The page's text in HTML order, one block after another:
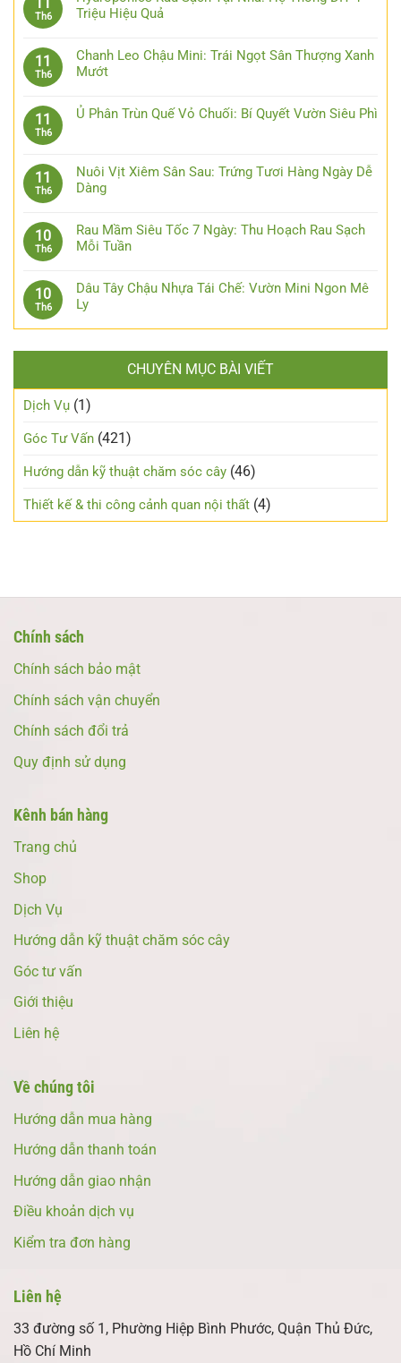
Th6
Triệu Hiệu Quả
11
Th6
Chanh Leo Chậu Mini: Trái Ngọt Sân Thượng Xanh
Mướt
11
Th6
Ủ Phân Trùn Quế Vỏ Chuối: Bí Quyết Vườn Siêu Phì
11
Th6
Nuôi Vịt Xiêm Sân Sau: Trứng Tươi Hàng Ngày Dễ
Dàng
10
Th6
Rau Mầm Siêu Tốc 7 Ngày: Thu Hoạch Rau Sạch
Mỗi Tuần
10
Th6
Dâu Tây Chậu Nhựa Tái Chế: Vườn Mini Ngon Mê
Ly
CHUYÊN MỤC BÀI VIẾT
Dịch Vụ (1)
Góc Tư Vấn (421)
Hướng dẫn kỹ thuật chăm sóc cây (46)
Thiết kế & thi công cảnh quan nội thất (4)
Chính sách
Chính sách bảo mật
Chính sách vận chuyển
Chính sách đổi trả
Quy định sử dụng
Kênh bán hàng
Trang chủ
Shop
Dịch Vụ
Hướng dẫn kỹ thuật chăm sóc cây
Góc tư vấn
Giới thiệu
Liên hệ
Về chúng tôi
Hướng dẫn mua hàng
Hướng dẫn thanh toán
Hướng dẫn giao nhận
Điều khoản dịch vụ
Kiểm tra đơn hàng
Liên hệ
33 đường số 1, Phường Hiệp Bình Phước, Quận Thủ Đức,
Hồ Chí Minh